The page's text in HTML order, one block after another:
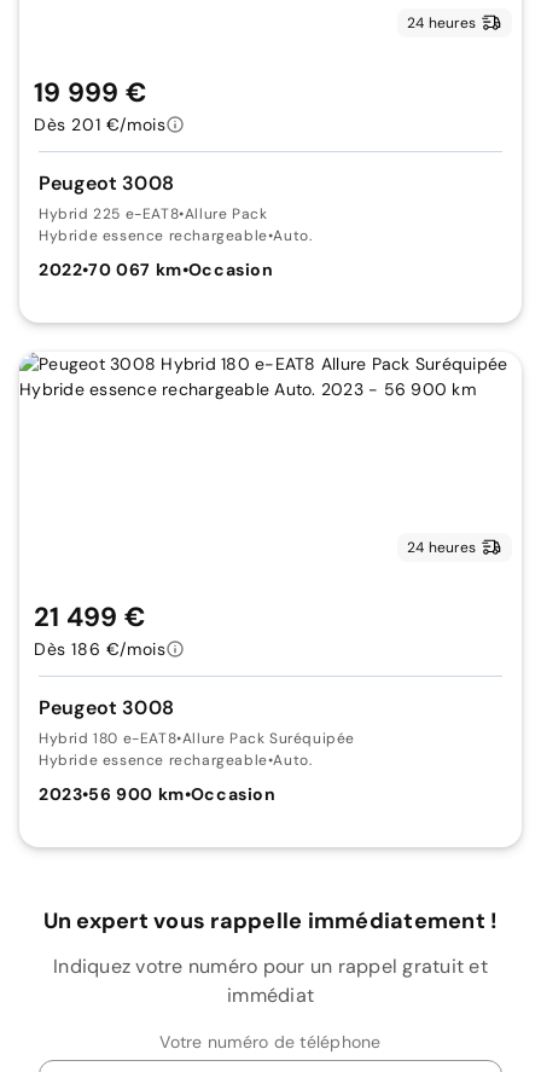
24 heures
Peugeot 3008
Hybrid 225 e-EAT8•Allure Pack
Hybride essence rechargeable•Auto.
2022•70 067 km•Occasion
19 999 €
Dès 201 €/mois
24 heures
Peugeot 3008
Hybrid 180 e-EAT8•Allure Pack Suréquipée
Hybride essence rechargeable•Auto.
2023•56 900 km•Occasion
21 499 €
Dès 186 €/mois
Un expert vous rappelle immédiatement !
Indiquez votre numéro pour un rappel gratuit et
immédiat
Votre numéro de téléphone